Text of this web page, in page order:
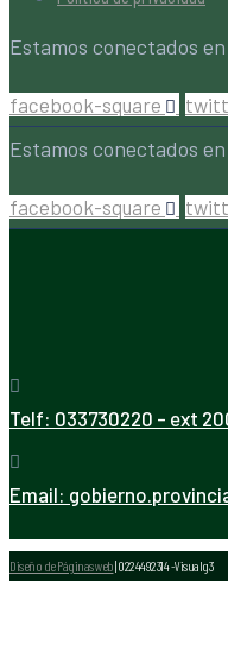
Estamos conectados en
facebook-square
Estamos conectados en
facebook-square
Telf: 033730220 - ext
Email:
Diseño de Páginas web| 0224492314 -Visualg3